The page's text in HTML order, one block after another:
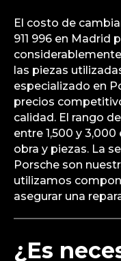
El costo de
911 996 en Madrid
las piezas
especializado en
precios
calidad. El rango
entre 1,500 y
obra y piezas. La
Porsche son
utilizamos
asegurar una
¿Es